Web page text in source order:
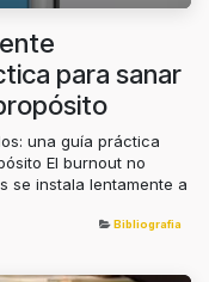
para sanar
una guía práctica
El burnout no
se instala lentamente a
Bibliografia